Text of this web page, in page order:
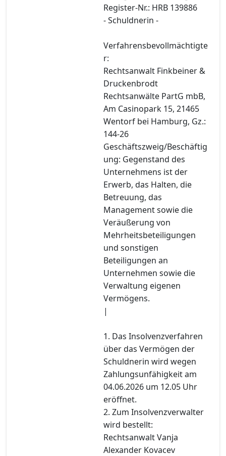
Register-Nr.: HRB 139886
- Schuldnerin -
Verfahrensbevollmächtigte
r:
Rechtsanwalt Finkbeiner &
Druckenbrodt
Rechtsanwälte PartG mbB,
Am Casinopark 15, 21465
Wentorf bei Hamburg, Gz.:
144-26
Geschäftszweig/Beschäftig
ung: Gegenstand des
Unternehmens ist der
Erwerb, das Halten, die
Betreuung, das
Management sowie die
Veräußerung von
Mehrheitsbeteiligungen
und sonstigen
Beteiligungen an
Unternehmen sowie die
Verwaltung eigenen
Vermögens.
|
1. Das Insolvenzverfahren
über das Vermögen der
Schuldnerin wird wegen
Zahlungsunfähigkeit am
04.06.2026 um 12.05 Uhr
eröffnet.
2. Zum Insolvenzverwalter
wird bestellt:
Rechtsanwalt Vanja
Alexander Kovacev